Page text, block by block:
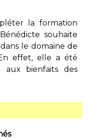
la formation
souhaite
le domaine de
effet, elle a été
aux bienfaits des